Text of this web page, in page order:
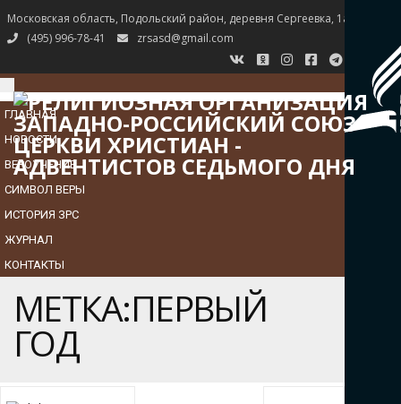
Московская область, Подольский район, деревня Сергеевка, 1а
(495) 996-78-41
zrsasd@gmail.com
TOGGLE
NAVIGATION
ГЛАВНАЯ
НОВОСТИ
ВЕРОУЧЕНИЕ
СИМВОЛ ВЕРЫ
ИСТОРИЯ ЗРС
ЖУРНАЛ
КОНТАКТЫ
МЕТКА:ПЕРВЫЙ
ГОД